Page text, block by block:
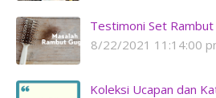
Testimoni Set Rambut
8/22/2021 11:14:00
Koleksi Ucapan dan